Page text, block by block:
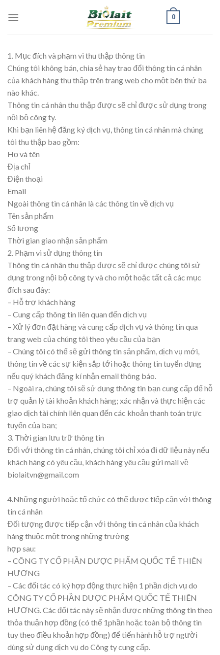
0
1. Mục đích và phạm vi thu thập thông tin
Chúng tôi không bán, chia sẻ hay trao đổi thông tin cá nhân
của khách hàng thu thập trên trang web cho một bên thứ ba
nào khác.
Thông tin cá nhân thu thập được sẽ chỉ được sử dụng trong
nội bộ công ty.
Khi bạn liên hệ đăng ký dịch vụ, thông tin cá nhân mà chúng
tôi thu thập bao gồm:
Họ và tên
Địa chỉ
Điện thoại
Email
Ngoài thông tin cá nhân là các thông tin về dịch vụ
Tên sản phẩm
Số lượng
Thời gian giao nhận sản phẩm
2. Phạm vi sử dụng thông tin
Thông tin cá nhân thu thập được sẽ chỉ được chúng tôi sử
dụng trong nội bộ công ty và cho một hoặc tất cả các mục
đích sau đây:
– Hỗ trợ khách hàng
– Cung cấp thông tin liên quan đến dịch vụ
– Xử lý đơn đặt hàng và cung cấp dịch vụ và thông tin qua
trang web của chúng tôi theo yêu cầu của bạn
– Chúng tôi có thể sẽ gửi thông tin sản phẩm, dịch vụ mới,
thông tin về các sự kiện sắp tới hoặc thông tin tuyển dụng
nếu quý khách đăng kí nhận email thông báo.
– Ngoài ra, chúng tôi sẽ sử dụng thông tin bạn cung cấp để hỗ
trợ quản lý tài khoản khách hàng; xác nhận và thực hiện các
giao dịch tài chính liên quan đến các khoản thanh toán trực
tuyến của bạn;
3. Thời gian lưu trữ thông tin
Đối với thông tin cá nhân, chúng tôi chỉ xóa đi dữ liệu này nếu
khách hàng có yêu cầu, khách hàng yêu cầu gửi mail về
biolaitvn@gmail.com
4.Những người hoặc tổ chức có thể được tiếp cận với thông
tin cá nhân
Đối tượng được tiếp cận với thông tin cá nhân của khách
hàng thuộc một trong những trường
hợp sau:
– CÔNG TY CỔ PHẦN DƯỢC PHẨM QUỐC TẾ THIÊN
HƯƠNG
– Các đối tác có ký hợp động thực hiện 1 phần dịch vụ do
CÔNG TY CỔ PHẦN DƯỢC PHẨM QUỐC TẾ THIÊN
HƯƠNG. Các đối tác này sẽ nhận được những thông tin theo
thỏa thuận hợp đồng (có thể 1phần hoặc toàn bộ thông tin
tuy theo điều khoản hợp đồng) để tiến hành hỗ trợ người
dùng sử dụng dịch vụ do Công ty cung cấp.